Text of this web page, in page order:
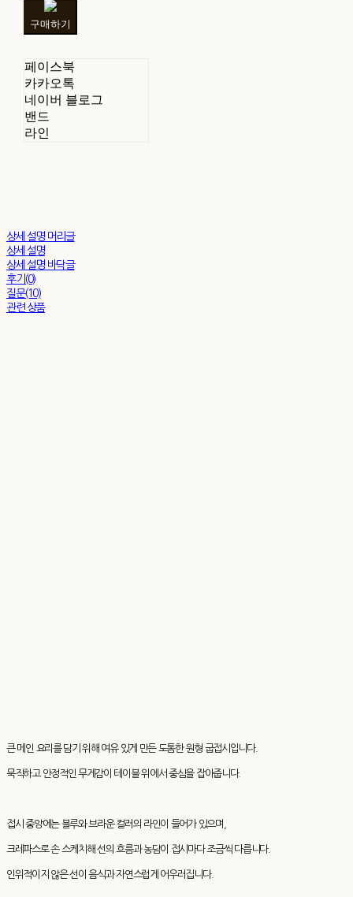
구매하기
페이스북
카카오톡
네이버 블로그
밴드
라인
상세 설명 머리글
상세 설명
상세 설명 바닥글
후기(0)
질문(10)
관련 상품
큰 메인 요리를 담기 위해 여유 있게 만든 도톰한 원형 굽접시입니다.
묵직하고 안정적인 무게감이 테이블 위에서 중심을 잡아줍니다.
접시 중앙에는 블루와 브라운 컬러의 라인이 들어가 있으며,
크레파스로 손 스케치해 선의 흐름과 농담이 접시마다 조금씩 다릅니다.
인위적이지 않은 선이 음식과 자연스럽게 어우러집니다.